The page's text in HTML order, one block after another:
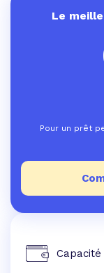
Le
Pour un prêt